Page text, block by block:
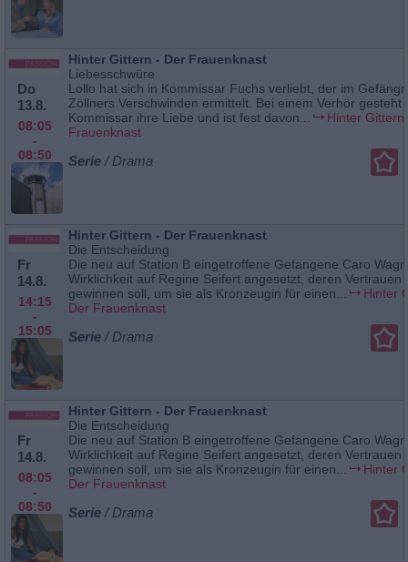
Do
13.8.
08:05
-
08:50
Hinter Gittern - Der Frauenknast
Liebesschwüre
Lollo hat sich in Kommissar Fuchs verliebt, der im
Zöllners Verschwinden ermittelt. Bei einem Verhör gesteht
Kommissar ihre Liebe und ist fest davon...
Hinter Gittern
Frauenknast
Serie / Drama
Fr
14.8.
14:15
-
15:05
Hinter Gittern - Der Frauenknast
Die Entscheidung
Die neu auf Station B eingetroffene Gefangene Caro
Wirklichkeit auf Regine Seifert angesetzt, deren Vertrauen
gewinnen soll, um sie als Kronzeugin für einen...
Hinter
Der Frauenknast
Serie / Drama
Fr
14.8.
08:05
-
08:50
Hinter Gittern - Der Frauenknast
Die Entscheidung
Die neu auf Station B eingetroffene Gefangene Caro
Wirklichkeit auf Regine Seifert angesetzt, deren Vertrauen
gewinnen soll, um sie als Kronzeugin für einen...
Hinter
Der Frauenknast
Serie / Drama